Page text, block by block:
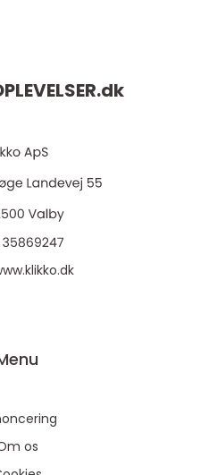
dk
os